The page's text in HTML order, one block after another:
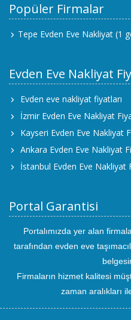
Popüler Firmalar
Tepe Evden Eve Nakliyat (1
Evden Eve Nakliyat
Evden eve nakliyat fiyatları
İzmir Evden Eve Nakliyat
Kayseri Evden Eve Nakliyat
Ankara Evden Eve Nakliyat
İstanbul Evden Eve Nakliyat
Portal Garantisi
Portalımızda yer alan
tarafından evden eve
Firmaların hizmet kalitesi
zaman aralıkları